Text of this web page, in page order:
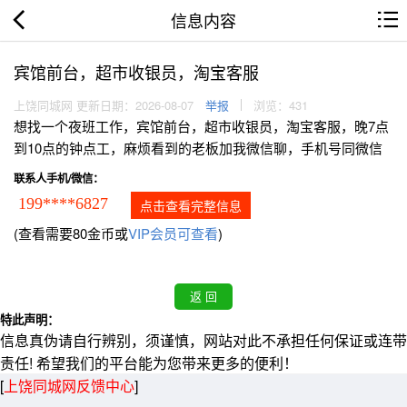
信息内容
宾馆前台，超市收银员，淘宝客服
上饶同城网 更新日期：2026-08-07 举报 浏览：431
想找一个夜班工作，宾馆前台，超市收银员，淘宝客服，晚7点
到10点的钟点工，麻烦看到的老板加我微信聊，手机号同微信
联系人手机/微信：
199****6827 点击查看完整信息
(查看需要80金币或VIP会员可查看)
特此声明：
信息真伪请自行辨别，须谨慎，网站对此不承担任何保证或连带
责任! 希望我们的平台能为您带来更多的便利！
[上饶同城网反馈中心]